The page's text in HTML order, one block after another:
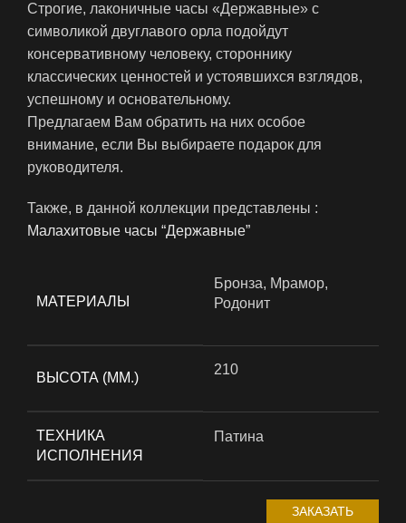
Строгие, лаконичные часы «Державные» с
символикой двуглавого орла подойдут
консервативному человеку, стороннику
классических ценностей и устоявшихся взглядов,
успешному и основательному.
Предлагаем Вам обратить на них особое
внимание, если Вы выбираете подарок для
руководителя.
Также, в данной коллекции представлены :
Малахитовые часы “Державные”
МАТЕРИАЛЫ
Бронза, Мрамор,
Родонит
ВЫСОТА (ММ.)
210
ТЕХНИКА
ИСПОЛНЕНИЯ
Патина
ЗАКАЗАТЬ